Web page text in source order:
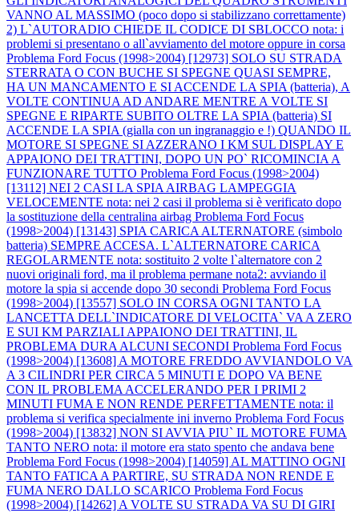
VANNO AL MASSIMO (poco dopo si stabilizzano correttamente)
2) L`AUTORADIO CHIEDE IL CODICE DI SBLOCCO nota: i
problemi si presentano o all`avviamento del motore oppure in corsa
Problema Ford Focus (1998>2004) [12973] SOLO SU STRADA
STERRATA O CON BUCHE SI SPEGNE QUASI SEMPRE,
HA UN MANCAMENTO E SI ACCENDE LA SPIA (batteria), A
VOLTE CONTINUA AD ANDARE MENTRE A VOLTE SI
SPEGNE E RIPARTE SUBITO OLTRE LA SPIA (batteria) SI
ACCENDE LA SPIA (gialla con un ingranaggio e !) QUANDO IL
MOTORE SI SPEGNE SI AZZERANO I KM SUL DISPLAY E
APPAIONO DEI TRATTINI, DOPO UN PO` RICOMINCIA A
FUNZIONARE TUTTO Problema Ford Focus (1998>2004)
[13112] NEI 2 CASI LA SPIA AIRBAG LAMPEGGIA
VELOCEMENTE nota: nei 2 casi il problema si è verificato dopo
la sostituzione della centralina airbag Problema Ford Focus
(1998>2004) [13143] SPIA CARICA ALTERNATORE (simbolo
batteria) SEMPRE ACCESA. L`ALTERNATORE CARICA
REGOLARMENTE nota: sostituito 2 volte l`alternatore con 2
nuovi originali ford, ma il problema permane nota2: avviando il
motore la spia si accende dopo 30 secondi Problema Ford Focus
(1998>2004) [13557] SOLO IN CORSA OGNI TANTO LA
LANCETTA DELL`INDICATORE DI VELOCITA` VA A ZERO
E SUI KM PARZIALI APPAIONO DEI TRATTINI, IL
PROBLEMA DURA ALCUNI SECONDI Problema Ford Focus
(1998>2004) [13608] A MOTORE FREDDO AVVIANDOLO VA
A 3 CILINDRI PER CIRCA 5 MINUTI E DOPO VA BENE
CON IL PROBLEMA ACCELERANDO PER I PRIMI 2
MINUTI FUMA E NON RENDE PERFETTAMENTE nota: il
problema si verifica specialmente ini inverno Problema Ford Focus
(1998>2004) [13832] NON SI AVVIA PIU` IL MOTORE FUMA
TANTO NERO nota: il motore era stato spento che andava bene
Problema Ford Focus (1998>2004) [14059] AL MATTINO OGNI
TANTO FATICA A PARTIRE, SU STRADA NON RENDE E
FUMA NERO DALLO SCARICO Problema Ford Focus
(1998>2004) [14262] A VOLTE SU STRADA VA SU DI GIRI